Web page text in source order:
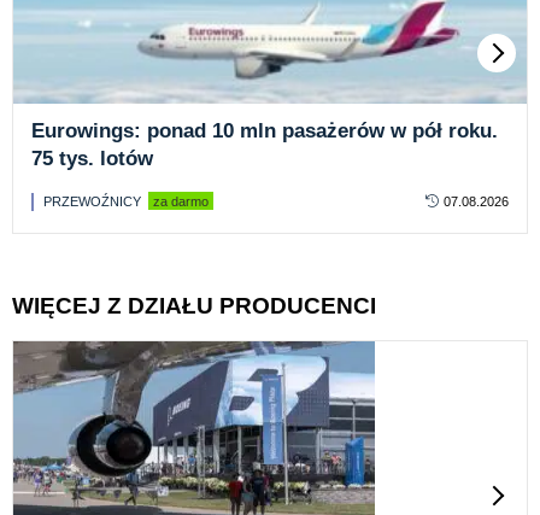
Eurowings: ponad 10 mln pasażerów w pół roku.
75 tys. lotów
PRZEWOŹNICY za darmo 07.08.2026
WIĘCEJ Z DZIAŁU PRODUCENCI